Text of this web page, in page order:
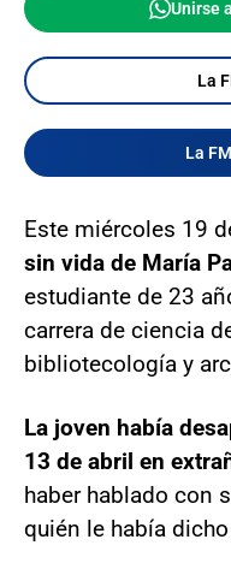
Unirse
La
La
Este miércoles 19
sin vida de María
estudiante de 23
carrera de ciencia
bibliotecología y
La joven había
13 de abril en
haber hablado con
quién le había dicho